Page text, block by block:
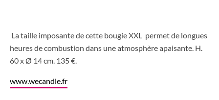
La taille imposante de cette bougie XXL permet de longues
heures de combustion dans une atmosphère apaisante. H.
60 x Ø 14 cm. 135 €.
www.wecandle.fr